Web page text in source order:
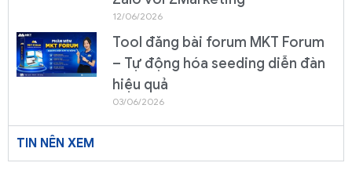
12/06/2026
Tool đăng bài forum MKT Forum
– Tự động hóa seeding diễn đàn
hiệu quả
03/06/2026
TIN NÊN XEM